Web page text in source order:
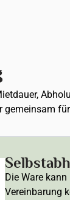
Die Ware
Vereinbarung